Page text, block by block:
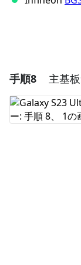
コメントを
手順8 主基